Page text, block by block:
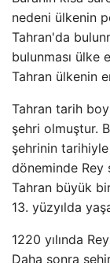
nedeni ülkenin
Tahran'da
bulunması ülke
Tahran ülkenin
Tahran tarih
şehri olmuştur.
şehrinin
döneminde Rey
Tahran büyük
13. yüzyılda
1220 yılında
Daha sonra